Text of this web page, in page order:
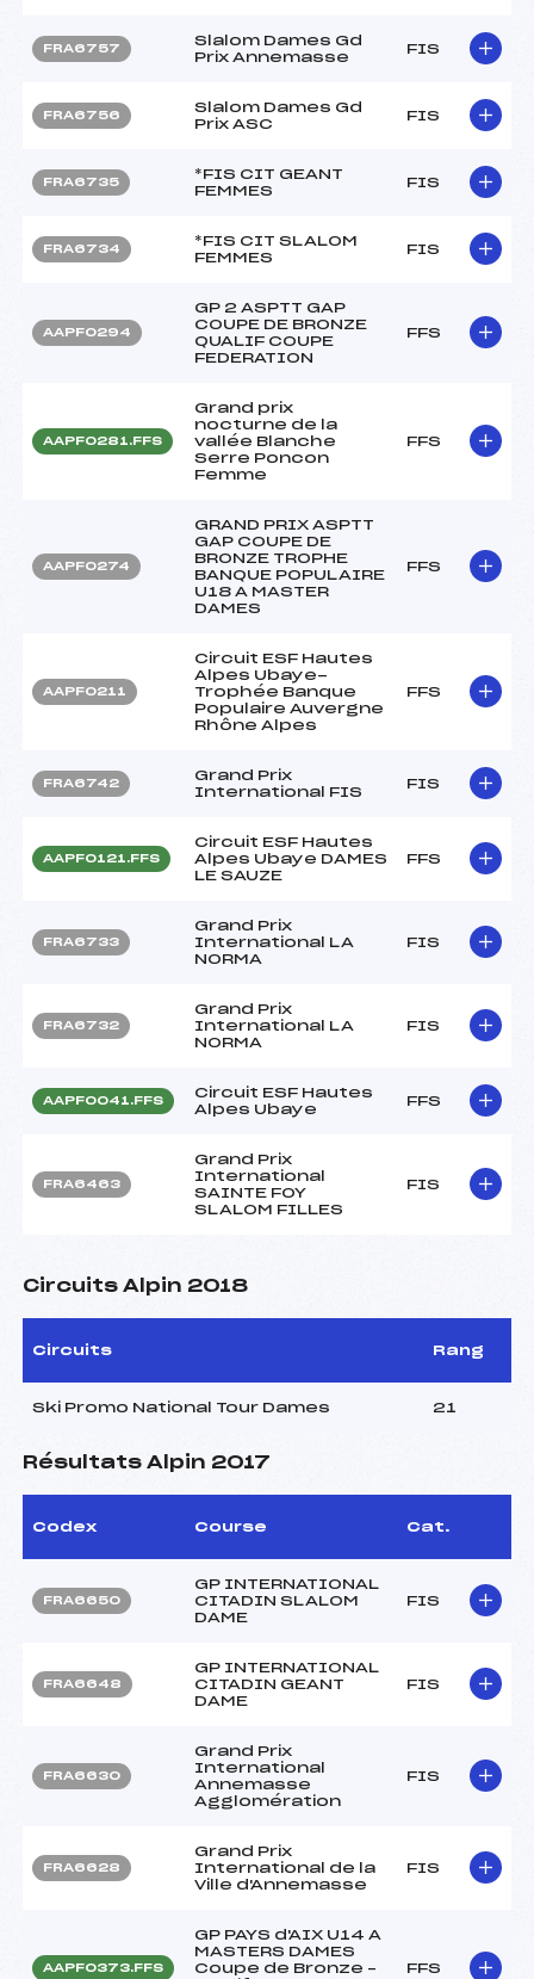
FRA6757
Slalom Dames Gd
Prix Annemasse
FIS
FRA6756
Slalom Dames Gd
Prix ASC
FIS
FRA6735
*FIS CIT GEANT
FEMMES
FIS
FRA6734
*FIS CIT SLALOM
FEMMES
FIS
AAPF0294
GP 2 ASPTT GAP
COUPE DE BRONZE
QUALIF COUPE
FEDERATION
FFS
AAPF0281.FFS
Grand prix
nocturne de la
vallée Blanche
Serre Poncon
Femme
FFS
AAPF0274
GRAND PRIX ASPTT
GAP COUPE DE
BRONZE TROPHE
BANQUE POPULAIRE
U18 A MASTER
DAMES
FFS
AAPF0211
Circuit ESF Hautes
Alpes Ubaye-
Trophée Banque
Populaire Auvergne
Rhône Alpes
FFS
FRA6742
Grand Prix
International FIS
FIS
AAPF0121.FFS
Circuit ESF Hautes
Alpes Ubaye DAMES
LE SAUZE
FFS
FRA6733
Grand Prix
International LA
NORMA
FIS
FRA6732
Grand Prix
International LA
NORMA
FIS
AAPF0041.FFS
Circuit ESF Hautes
Alpes Ubaye
FFS
FRA6463
Grand Prix
International
SAINTE FOY
SLALOM FILLES
FIS
Circuits Alpin 2018
Circuits Rang
Ski Promo National Tour Dames 21
Résultats Alpin 2017
Codex Course Cat.
FRA6650
GP INTERNATIONAL
CITADIN SLALOM
DAME
FIS
FRA6648
GP INTERNATIONAL
CITADIN GEANT
DAME
FIS
FRA6630
Grand Prix
International
Annemasse
Agglomération
FIS
FRA6628
Grand Prix
International de la
Ville d'Annemasse
FIS
AAPF0373.FFS
GP PAYS d'AIX U14 A
MASTERS DAMES
Coupe de Bronze –
FFS